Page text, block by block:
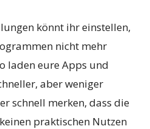
könnt ihr einstellen,
nicht mehr
laden eure Apps und
aber weniger
schnell merken, dass die
praktischen Nutzen